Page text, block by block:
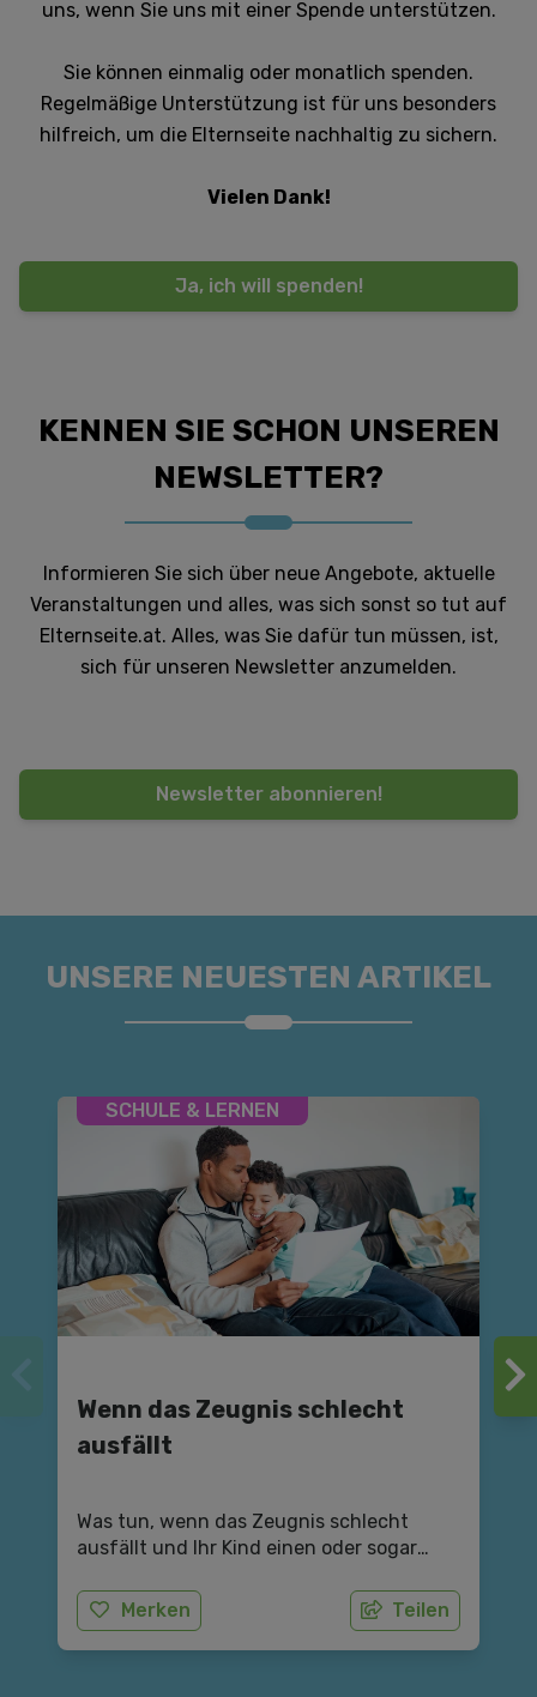
uns, wenn Sie uns mit einer Spende unterstützen.
Sie können einmalig oder monatlich spenden.
Regelmäßige Unterstützung ist für uns besonders
hilfreich, um die Elternseite nachhaltig zu sichern.
Vielen Dank!
Ja, ich will spenden!
KENNEN SIE SCHON UNSEREN
NEWSLETTER?
Informieren Sie sich über neue Angebote, aktuelle
Veranstaltungen und alles, was sich sonst so tut auf
Elternseite.at. Alles, was Sie dafür tun müssen, ist,
sich für unseren Newsletter anzumelden.
Newsletter abonnieren!
UNSERE NEUESTEN ARTIKEL
SCHULE & LERNEN
Wenn das Zeugnis schlecht
ausfällt
Was tun, wenn das Zeugnis schlecht
ausfällt und Ihr Kind einen oder sogar
weiter.Merken Teilen